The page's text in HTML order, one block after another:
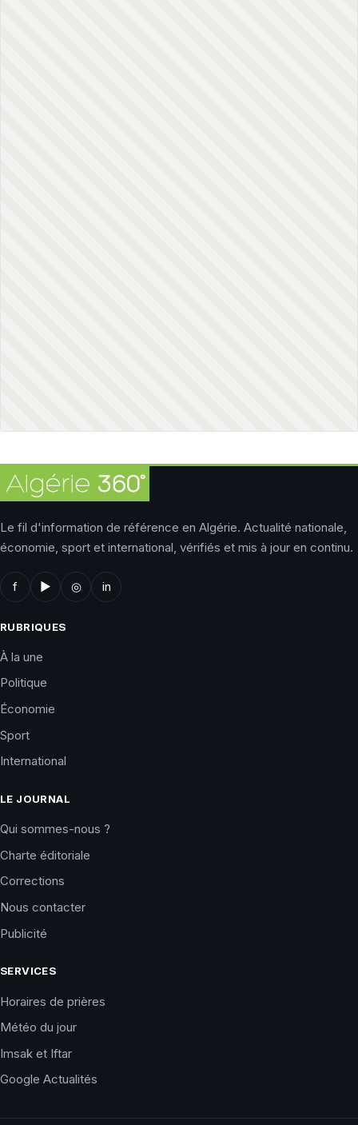
Le fil d'information de référence en Algérie. Actualité nationale,
économie, sport et international, vérifiés et mis à jour en continu.
f ▶ ◎ in
RUBRIQUES
À la une
Politique
Économie
Sport
International
LE JOURNAL
Qui sommes-nous ?
Charte éditoriale
Corrections
Nous contacter
Publicité
SERVICES
Horaires de prières
Météo du jour
Imsak et Iftar
Google Actualités